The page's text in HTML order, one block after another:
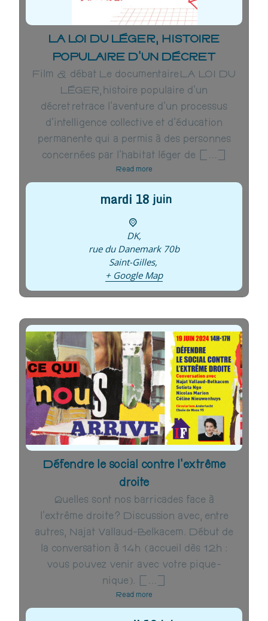
LA LOI DU LÉGER, HISTOIRE
POPULAIRE D’UN DÉCRET
Film & débat Le documentaire LA LOI DU
LÉGER, histoire populaire d’un
décret retrace l’aventure d’un processus
d’intelligence collective et d’éducation
permanente qui a permis à des personnes
concernées par l’habitat léger de […]
Read more
mardi 18 juin
DK,
rue du Danemark 70b
Saint-Gilles,
+ Google Map
Défendre le social contre l’extrême
droite
Quelles sont nos barricades face à
l’extrême droite ? Discussion avec, entre
autres, Najat Vallaud-Belkacem. Début de
la conversation à 14h (accueil dès 12h :
vous pouvez venir avec votre pique-
nique). […]
Read more